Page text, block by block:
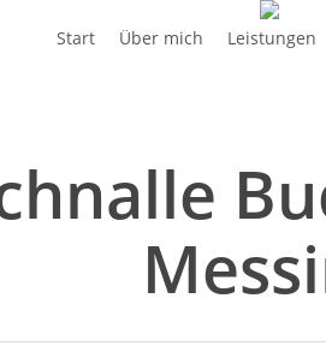
Start Über mich Leistungen